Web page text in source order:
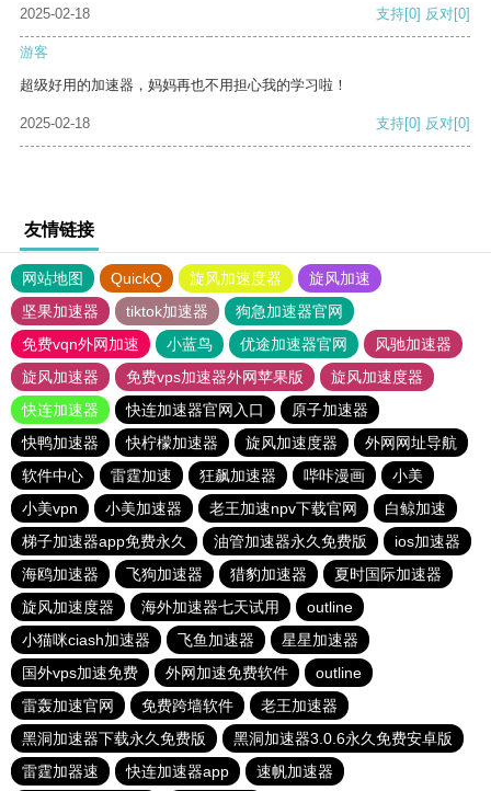
2025-02-18 支持[0] 反对[0]
游客
超级好用的加速器，妈妈再也不用担心我的学习啦！
2025-02-18 支持[0] 反对[0]
友情链接
网站地图 QuickQ 旋风加速度器
旋风加速
坚果加速器
tiktok加速器
狗急加速器官网
免费vqn外网加速
小蓝鸟 优途加速器官网
风驰加速器
旋风加速器
免费vps加速器外网苹果版
旋风加速度器
快连加速器
快连加速器官网入口
原子加速器
快鸭加速器
快柠檬加速器 旋风加速度器
外网网址导航
软件中心
雷霆加速 狂飙加速器 哔咔漫画
小美
小美vpn
小美加速器 老王加速npv下载官网
白鲸加速
梯子加速器app免费永久
油管加速器永久免费版
ios加速器
海鸥加速器
飞狗加速器 猎豹加速器
夏时国际加速器
旋风加速度器
海外加速器七天试用
outline
小猫咪ciash加速器
飞鱼加速器
星星加速器
国外vps加速免费
外网加速免费软件
outline
雷轰加速官网
免费跨墙软件
老王加速器
黑洞加速器下载永久免费版
黑洞加速器3.0.6永久免费安卓版
雷霆加器速
快连加速器app 速帆加速器